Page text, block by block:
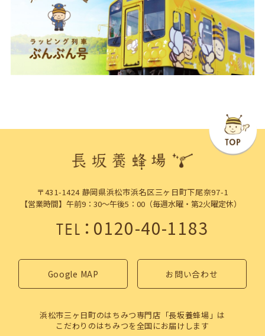
〒431-1424 静岡県浜松市浜名区三ヶ日町下尾奈97-1
【営業時間】午前9：30～午後5：00（毎週水曜・第2火曜定休）
TEL：0120-40-1183
Google MAP お問い合わせ
浜松市三ヶ日町のはちみつ専門店「長坂養蜂場」は
こだわりのはちみつを全国にお届けします